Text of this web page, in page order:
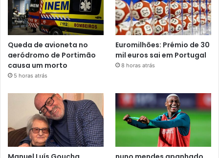
Queda de avioneta no
aeródromo de Portimão
causa um morto
5 horas atrás
Euromilhões: Prémio de 30
mil euros sai em Portugal
8 horas atrás